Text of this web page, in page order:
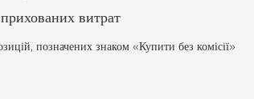
витрат
позначених знаком «Купити без комісії»